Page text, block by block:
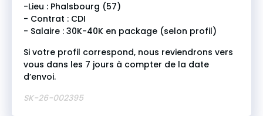
-Lieu : Phalsbourg (57)
- Contrat : CDI
- Salaire : 30K-40K en package (selon profil)
Si votre profil correspond, nous reviendrons vers
vous dans les 7 jours à compter de la date
d’envoi.
SK-26-002395